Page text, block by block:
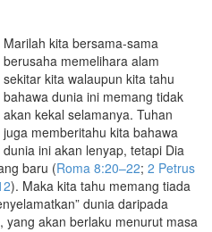
Marilah kita bersama-sama
berusaha memelihara alam
sekitar kita walaupun kita tahu
bahawa dunia ini memang tidak
akan kekal selamanya. Tuhan
juga memberitahu kita bahawa
dunia ini akan lenyap, tetapi Dia
baru (Roma 8:20–22; 2 Petrus
). Maka kita tahu memang tiada
dunia daripada
yang akan berlaku menurut masa